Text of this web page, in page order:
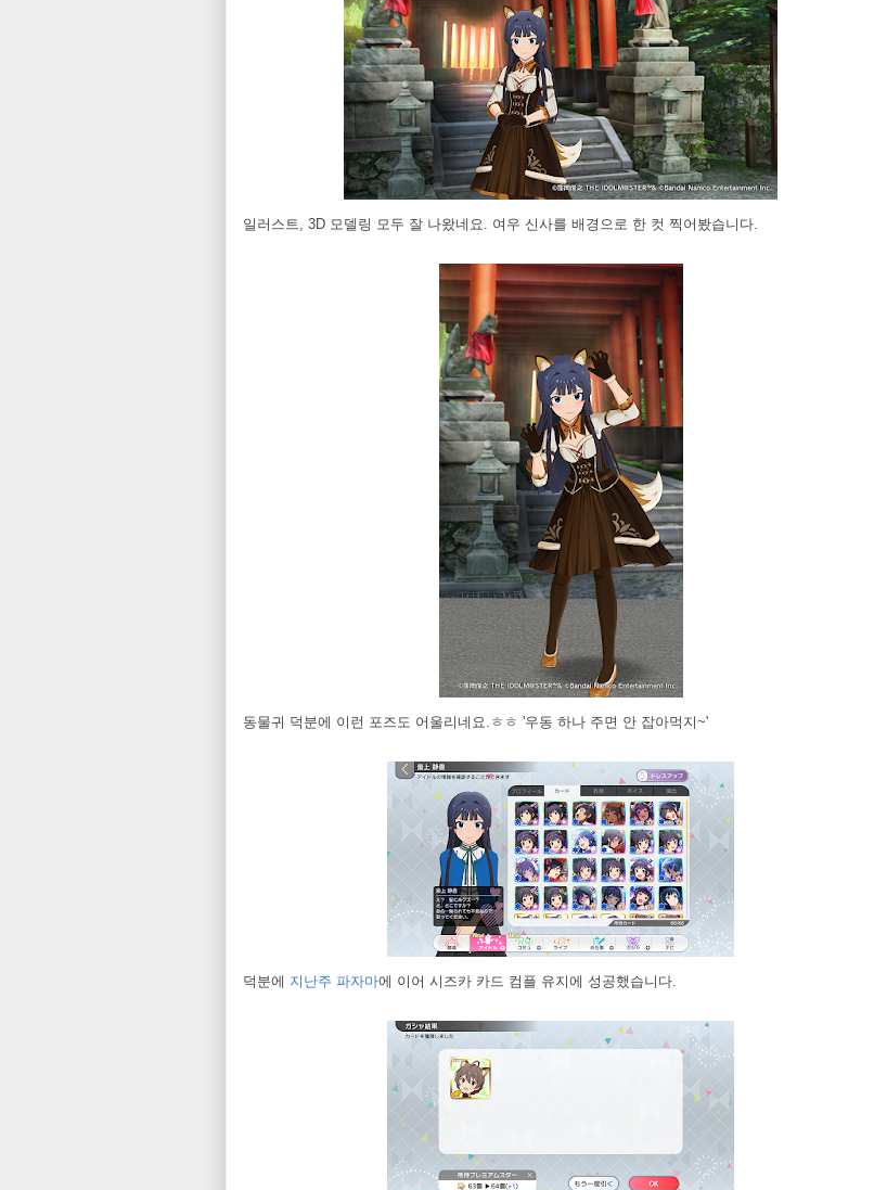
일러스트, 3D 모델링 모두 잘 나왔네요. 여우 신사를 배경으로 한 컷 찍어봤습니다.
동물귀 덕분에 이런 포즈도 어울리네요.ㅎㅎ '우동 하나 주면 안 잡아먹지~'
덕분에 지난주 파자마에 이어 시즈카 카드 컴플 유지에 성공했습니다.